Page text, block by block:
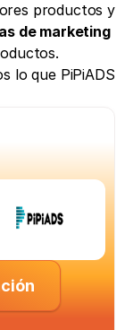
productos y
de marketing
lo que PiPiADS